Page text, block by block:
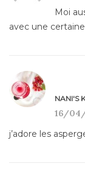
Moi
avec une
NANI'S
16/04/
j’adore les